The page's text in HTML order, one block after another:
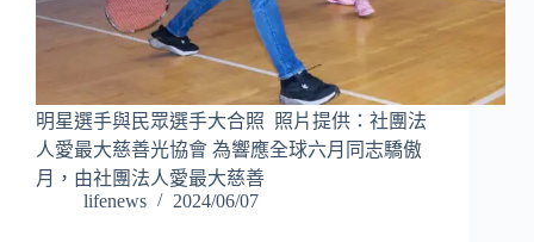
明星選手與民眾選手大合照 照片提供：社團法
人愛最大慈善光協會 為響應全球六月同志驕傲
月，由社團法人愛最大慈善
lifenews
2024/06/07